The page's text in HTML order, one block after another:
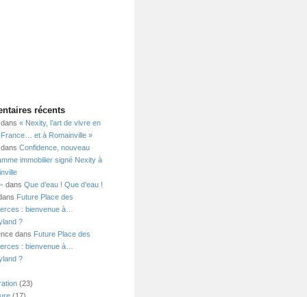
récents
« Nexity, l’art de vivre en
et à Romainville »
Confidence, nouveau
immobilier signé Nexity à
dansQue d’eau ! Que d’eau !
Future Place des
: bienvenue à…
?
dans Future Place des
: bienvenue à…
?
(23)